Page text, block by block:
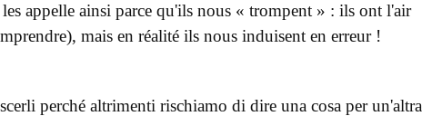
appelle ainsi parce qu'ils nous « trompent » : ils ont l'air
mais en réalité ils nous induisent en erreur !
perché altrimenti rischiamo di dire una cosa per un'altra